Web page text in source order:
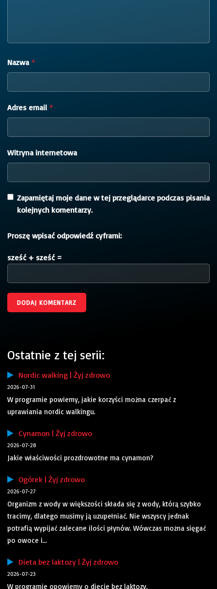
Nazwa *
Adres email *
Witryna internetowa
Zapamiętaj moje dane w tej przeglądarce podczas pisania
kolejnych komentarzy.
Proszę wpisać odpowiedź cyframi:
sześć + sześć =
Ostatnie z tej serii:
Nordic walking | Żyj zdrowo
2026-07-31
W programie powiemy, jakie korzyści można czerpać z
uprawiania nordic walkingu.
Cynamon | Żyj zdrowo
2026-07-28
Jakie właściwości prozdrowotne ma cynamon?
Ogórek | Żyj zdrowo
2026-07-27
Organizm z wody w większości składa się z wody, którą szybko
tracimy, dlatego musimy ją uzupełniać. Nie wszyscy jednak
potrafią wypijać zalecane ilości płynów. Wówczas można sięgać
po owoce i...
Dieta bez laktozy | Żyj zdrowo
2026-07-23
W programie opowiemy o diecie bez laktozy.